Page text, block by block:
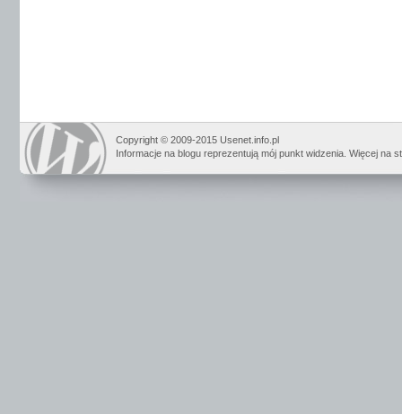
Copyright © 2009-2015 Usenet.info.pl
Informacje na blogu reprezentują mój punkt widzenia. Więcej na